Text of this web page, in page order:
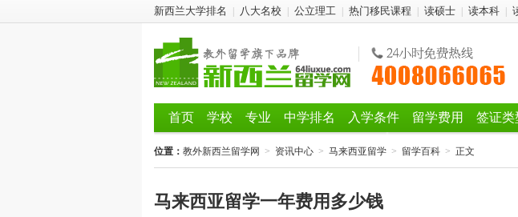
新西兰大学排名 八大名校 公立理工 热门移民课程 读硕士 读本科
首页 学校 专业 中学排名 入学条件 留学费用 签证类
位置： 教外新西兰留学网 > 资讯中心 > 马来西亚留学 > 留学百科 > 正文
马来西亚留学一年费用多少钱